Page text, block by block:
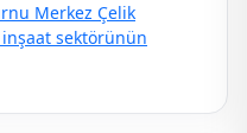
Merkez Çelik
sektörünün